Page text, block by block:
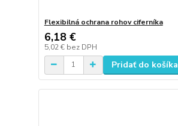
Flexibilná ochrana rohov ciferníka
6,18 €
5,02 € bez DPH
Pridať do košíka